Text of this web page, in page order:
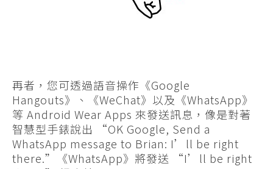
再者，您可透過語音操作《Google
Hangouts》、《WeChat》以及《WhatsApp》
等 Android Wear Apps 來發送訊息，像是對著
智慧型手錶說出 “OK Google, Send a
WhatsApp message to Brian: I’ll be right
there.”《WhatsApp》將發送 “I’ll be right